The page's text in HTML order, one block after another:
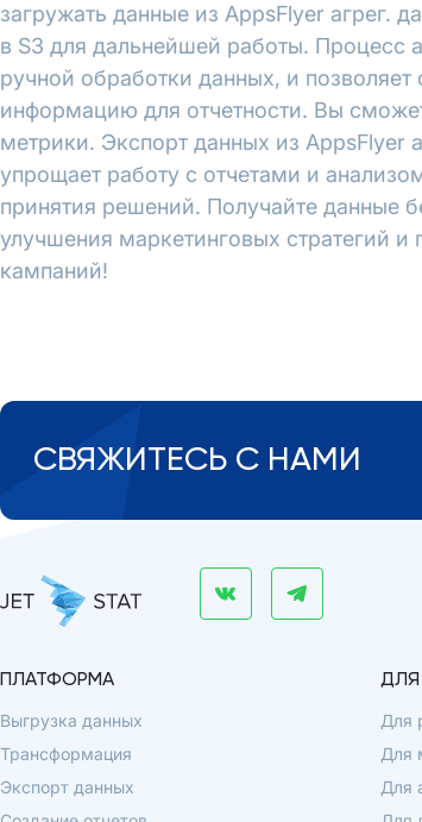
загружать данные из AppsFlyer агрег.
в S3 для дальнейшей работы. Процесс
ручной обработки данных, и позволяет
информацию для отчетности. Вы
метрики. Экспорт данных из AppsFlyer
упрощает работу с отчетами и
принятия решений. Получайте данные
улучшения маркетинговых стратегий
кампаний!
СВЯЖИТЕСЬ С НАМИ
ПЛАТФОРМА
Выгрузка данных
Трансформация
Экспорт данных
ДЛЯ
Для
Для
Для